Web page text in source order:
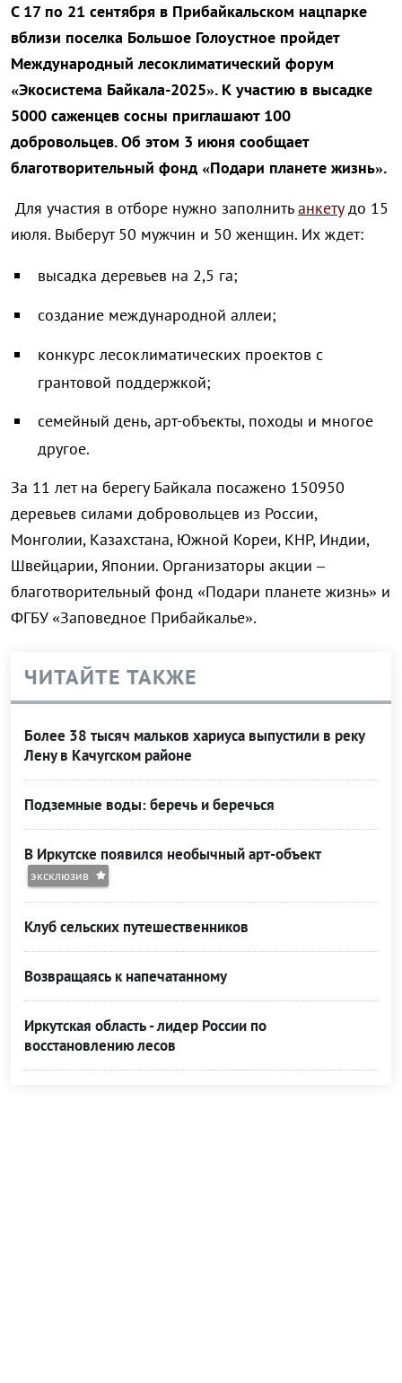
С 17 по 21 сентября в Прибайкальском нацпарке
вблизи поселка Большое Голоустное пройдет
Международный лесоклиматический форум
«Экосистема Байкала-2025». К участию в высадке
5000 саженцев сосны приглашают 100
добровольцев. Об этом 3 июня сообщает
благотворительный фонд «Подари планете жизнь».
Для участия в отборе нужно заполнитьанкетудо 15
июля. Выберут 50 мужчин и 50 женщин. Их ждет:
высадка деревьев на 2,5 га;
создание международной аллеи;
конкурс лесоклиматических проектов с
грантовой поддержкой;
семейный день, арт-объекты, походы и многое
другое.
За 11 лет на берегу Байкала посажено 150950
деревьев силами добровольцев из России,
Монголии, Казахстана, Южной Кореи, КНР, Индии,
Швейцарии, Японии. Организаторы акции –
благотворительный фонд «Подари планете жизнь» и
ФГБУ «Заповедное Прибайкалье».
ЧИТАЙТЕ ТАКЖЕ
Более 38 тысяч мальков хариуса выпустили в реку
Лену в Качугском районе
Подземные воды: беречь и беречься
В Иркутске появился необычный арт-объект
эксклюзив
Клуб сельских путешественников
Возвращаясь к напечатанному
Иркутская область - лидер России по
восстановлению лесов